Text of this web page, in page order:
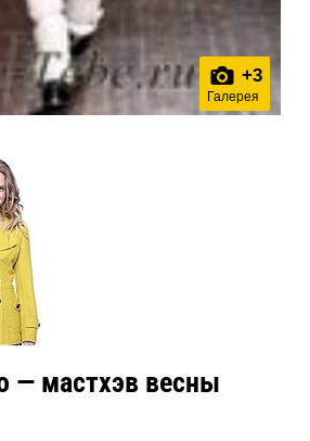
+3
Галерея
— мастхэв весны